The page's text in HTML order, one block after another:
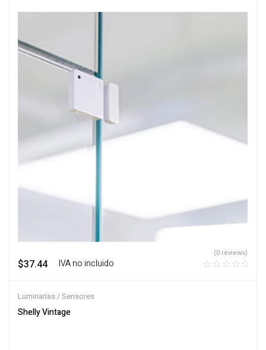
$37.44 ‎ ‎ ‎ IVA no incluido
(0 reviews)
Luminarias / Sensores
Shelly Vintage